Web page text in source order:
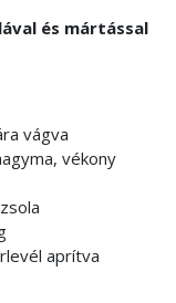
és mártással
vágva
vékony
aprítva